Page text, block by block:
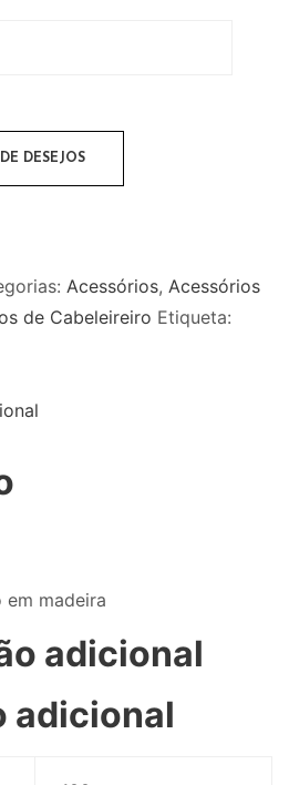
DESEJOS
Acessórios, Acessórios
de Cabeleireiro Etiqueta:
em madeira
adicional
adicional